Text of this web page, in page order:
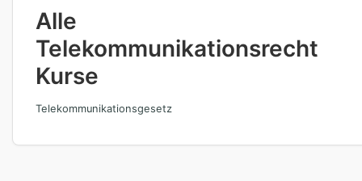
Alle
Telekommunikationsrecht
Kurse
Telekommunikationsgesetz